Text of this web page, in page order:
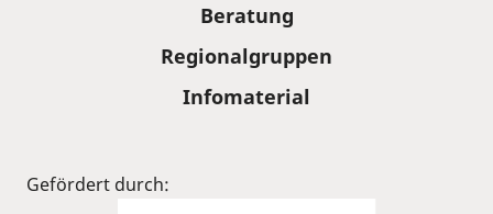
Beratung
Regionalgruppen
Infomaterial
Gefördert durch: